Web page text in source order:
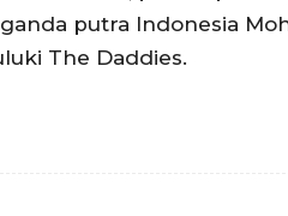
putra Indonesia
The Daddies.